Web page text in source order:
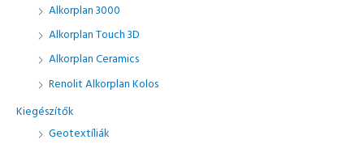
z
Alkorplan 3000
Alkorplan Touch 3D
Alkorplan Ceramics
Renolit Alkorplan Kolos
Kiegészítők
Geotextíliák